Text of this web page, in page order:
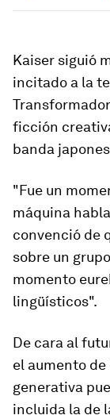
Kaiser siguió
incitado a la
ficción
banda
"Fue un
máquina
convenció de
sobre un
momento
lingüísticos".
De cara al
el aumento
generativa
incluida la de